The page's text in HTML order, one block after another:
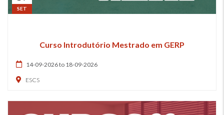
SET
Curso Introdutório Mestrado em GERP
14-09-2026 to 18-09-2026
ESCS